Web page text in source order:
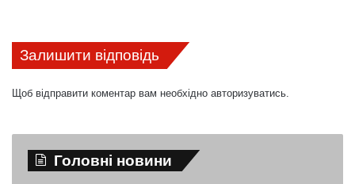
Залишити відповідь
Щоб відправити коментар вам необхідно авторизуватись.
Головні новини